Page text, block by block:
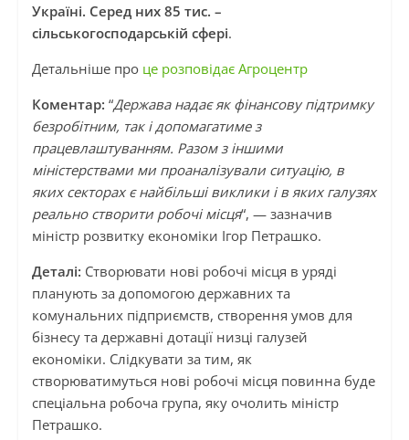
Україні. Серед них 85 тис. –
сільськогосподарській сфері.
Детальніше про це розповідає Агроцентр
Коментар: “Держава надає як фінансову підтримку
безробітним, так і допомагатиме з
працевлаштуванням. Разом з іншими
міністерствами ми проаналізували ситуацію, в
яких секторах є найбільші виклики і в яких галузях
реально створити робочі місця“, — зазначив
міністр розвитку економіки Ігор Петрашко.
Деталі: Створювати нові робочі місця в уряді
планують за допомогою державних та
комунальних підприємств, створення умов для
бізнесу та державні дотації низці галузей
економіки. Слідкувати за тим, як
створюватимуться нові робочі місця повинна буде
спеціальна робоча група, яку очолить міністр
Петрашко.